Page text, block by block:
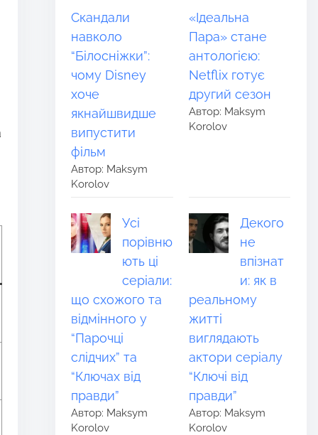
Скандали
навколо
“Білосніжки”:
чому Disney
хоче
якнайшвидше
випустити
фільм
Автор: Maksym
Korolov
«Ідеальна
Пара» стане
антологією:
Netflix готує
другий сезон
Автор: Maksym
Korolov
Усі
порівню
ють ці
серіали:
що схожого та
відмінного у
“Парочці
слідчих” та
“Ключах від
правди”
Автор: Maksym
Korolov
Декого
не
впізнат
и: як в
реальному
житті
виглядають
актори серіалу
“Ключі від
правди”
Автор: Maksym
Korolov